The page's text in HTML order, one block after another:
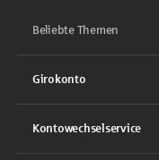
Beliebte Themen
Girokonto
Kontowechselservice